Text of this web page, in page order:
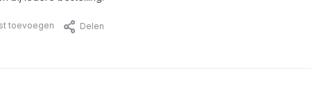
toevoegen Delen